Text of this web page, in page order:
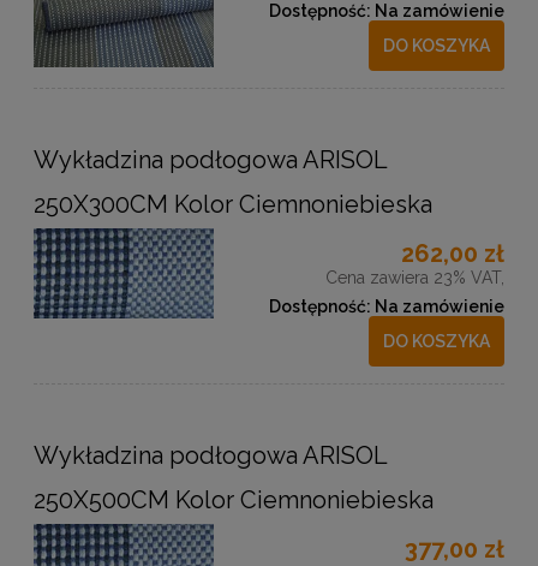
Dostępność: Na zamówienie
DO KOSZYKA
Wykładzina podłogowa ARISOL
250X300CM Kolor Ciemnoniebieska
262,00 zł
Cena zawiera 23% VAT,
Dostępność: Na zamówienie
DO KOSZYKA
Wykładzina podłogowa ARISOL
250X500CM Kolor Ciemnoniebieska
377,00 zł